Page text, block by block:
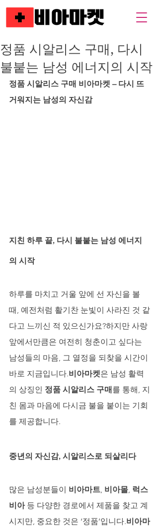
정품 시알리스 구매, 다시
불붙는 남성 에너지의 시작
정품 시알리스 구매 비아마켓 – 다시 뜨
거워지는 남성의 자신감
지친 하루 끝, 다시 불붙는 남성 에너지
의 시작
하루를 마치고 거울 앞에 선 자신을 볼
때, 예전처럼 활기찬 눈빛이 사라진 것 같
다고 느끼신 적 있으신가요?하지만 사랑
앞에서만큼은 여전히 청춘이고 싶다는
남성들의 마음, 그 열정을 되찾을 시간이
바로 지금입니다.비아마켓은 남성 활력
의 상징인 정품 시알리스 구매를 통해, 지
친 몸과 마음에 다시금 불을 붙이는 기회
를 제공합니다.
중년의 자신감, 시알리스로 되살리다
많은 남성분들이 비아마트, 비아몰, 럭스
비아 등 다양한 경로에서 제품을 찾고 계
시지만, 중요한 것은 ‘정품’입니다.비아마